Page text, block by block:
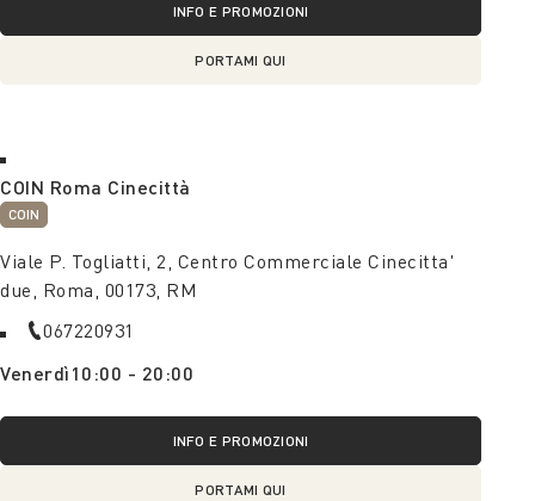
INFO E PROMOZIONI
PORTAMI QUI
COIN Roma Cinecittà
COIN
Viale P. Togliatti, 2, Centro Commerciale Cinecitta'
due, Roma, 00173, RM
067220931
Venerdì 10:00 - 20:00
INFO E PROMOZIONI
PORTAMI QUI